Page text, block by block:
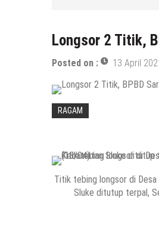
Longsor 2 Titik,
Posted on : 13 April
RAGAM
Titik tebing longsor di Desa
Sluke ditutup terpal,